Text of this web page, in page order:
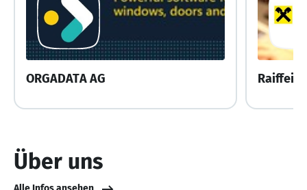
ORGADATA AG
Über uns